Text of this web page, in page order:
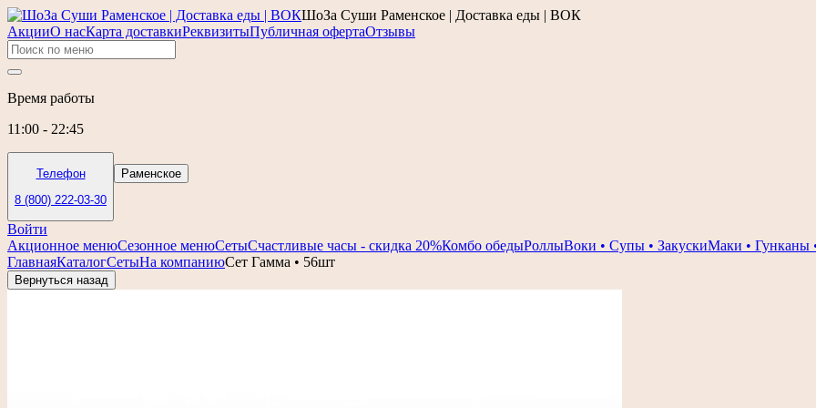
ШоЗа Суши Раменское | Доставка еды | ВОК
АкцииО насКарта доставкиРеквизитыПубличная офертаОтзывы
Время работы
11:00 - 22:45
Телефон
8 (800) 222-03-30
Раменское
Войти
Акционное менюСезонное менюСетыСчастливые часы - скидка 20%Комбо обедыРоллыВоки • Супы • ЗакускиМаки • Гунканы
ГлавнаяКаталогСетыНа компаниюСет Гамма • 56шт
Вернуться назад